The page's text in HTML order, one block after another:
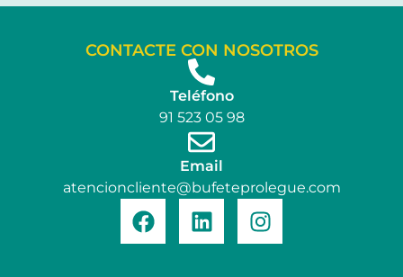
CONTACTE CON NOSOTROS
Teléfono
91 523 05 98
Email
atencioncliente@bufeteprolegue.com